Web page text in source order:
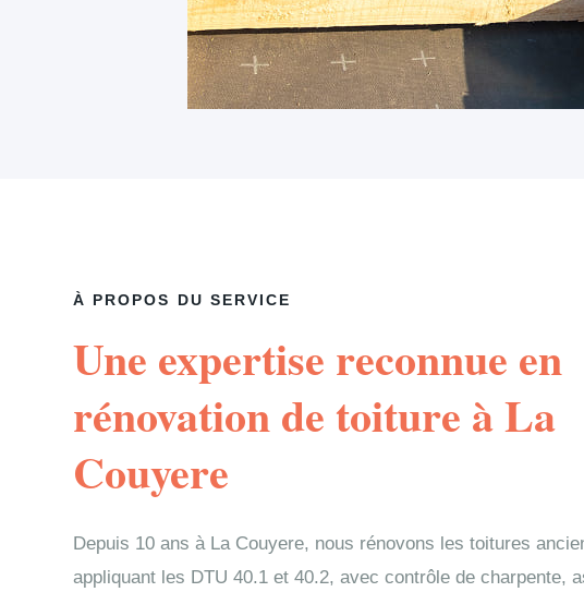
À PROPOS DU SERVICE
Une expertise reconnue en
rénovation de toiture à La
Couyere
Depuis 10 ans à La Couyere, nous rénovons les toitures
appliquant les DTU 40.1 et 40.2, avec contrôle de charpente,